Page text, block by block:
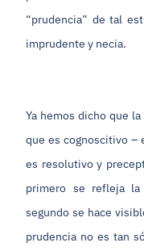
“prudencia” de tal
imprudente y necia.
Ya hemos dicho que
que es cognoscitivo –
es resolutivo y
primero se refleja
segundo se hace
prudencia no es tan